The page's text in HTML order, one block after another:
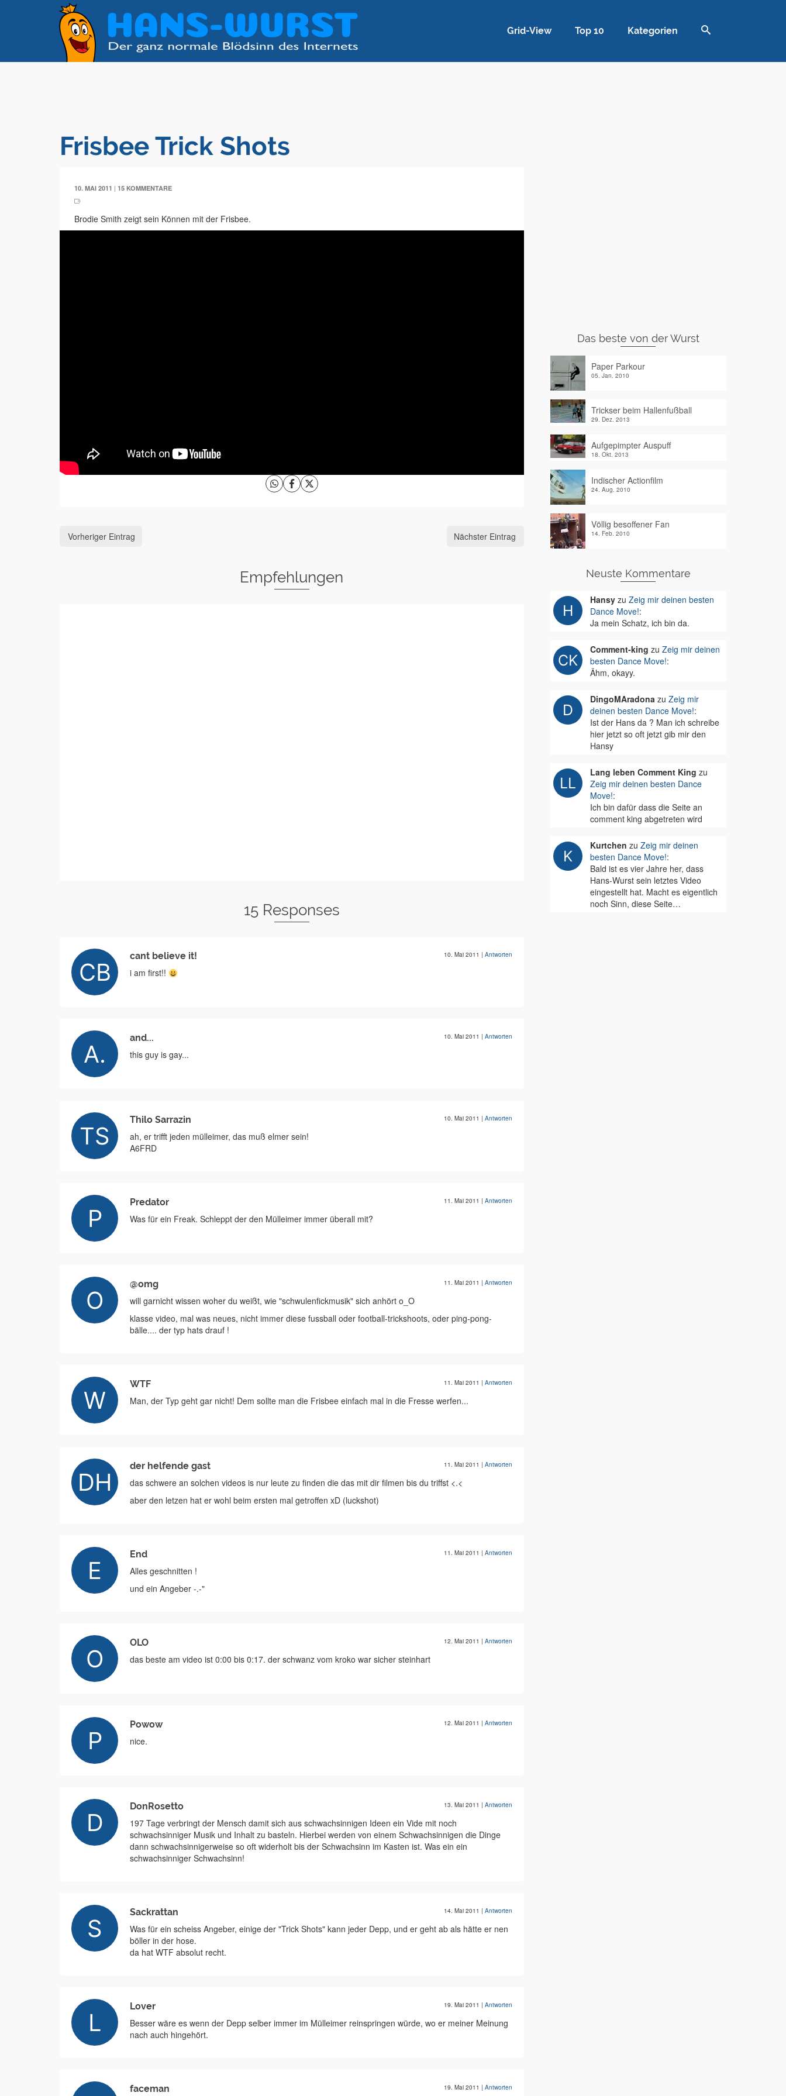
Grid-View Top 10 Kategorien
Frisbee Trick Shots
10. MAI 2011 | 15 KOMMENTARE
Brodie Smith zeigt sein Können mit der Frisbee.
Vorheriger Eintrag Nächster Eintrag
Empfehlungen
15 Responses
cant believe it! 10. Mai 2011 | Antworten
i am first!!
and... 10. Mai 2011 | Antworten
this guy is gay...
Thilo Sarrazin 10. Mai 2011 | Antworten
ah, er trifft jeden mülleimer, das muß elmer sein!
A6FRD
Predator 11. Mai 2011 | Antworten
Was für ein Freak. Schleppt der den Mülleimer immer überall mit?
@omg 11. Mai 2011 | Antworten
will garnicht wissen woher du weißt, wie "schwulenfickmusik" sich anhört o_O
klasse video, mal was neues, nicht immer diese fussball oder football-trickshoots, oder ping-pong-
bälle.... der typ hats drauf !
WTF 11. Mai 2011 | Antworten
Man, der Typ geht gar nicht! Dem sollte man die Frisbee einfach mal in die Fresse werfen...
der helfende gast 11. Mai 2011 | Antworten
das schwere an solchen videos is nur leute zu finden die das mit dir filmen bis du triffst <.<
aber den letzen hat er wohl beim ersten mal getroffen xD (luckshot)
End 11. Mai 2011 | Antworten
Alles geschnitten !
und ein Angeber -.-"
OLO 12. Mai 2011 | Antworten
das beste am video ist 0:00 bis 0:17. der schwanz vom kroko war sicher steinhart
Powow 12. Mai 2011 | Antworten
nice.
DonRosetto 13. Mai 2011 | Antworten
197 Tage verbringt der Mensch damit sich aus schwachsinnigen Ideen ein Vide mit noch
schwachsinniger Musik und Inhalt zu basteln. Hierbei werden von einem Schwachsinnigen die Dinge
dann schwachsinnigerweise so oft widerholt bis der Schwachsinn im Kasten ist. Was ein ein
schwachsinniger Schwachsinn!
Sackrattan 14. Mai 2011 | Antworten
Was für ein scheiss Angeber, einige der "Trick Shots" kann jeder Depp, und er geht ab als hätte er nen
böller in der hose.
da hat WTF absolut recht.
Lover 19. Mai 2011 | Antworten
Besser wäre es wenn der Depp selber immer im Mülleimer reinspringen würde, wo er meiner Meinung
nach auch hingehört.
faceman 19. Mai 2011 | Antworten
Das beste von der Wurst
Paper Parkour
05. Jan. 2010
Trickser beim Hallenfußball
29. Dez. 2013
Aufgepimpter Auspuff
18. Okt. 2013
Indischer Actionfilm
24. Aug. 2010
Völlig besoffener Fan
14. Feb. 2010
Neuste Kommentare
Hansyzu Zeig mir deinen besten
Dance Move!:
Ja mein Schatz, ich bin da.
Comment-king zu Zeig mir deinen
besten Dance Move!:
Ähm, okayy.
DingoMAradonazu Zeig mir
deinen besten Dance Move!:
Ist der Hans da ? Man ich schreibe
hier jetzt so oft jetzt gib mir den
Hansy
Lang leben Comment King zu
Zeig mir deinen besten Dance
Move!:
Ich bin dafür dass die Seite an
comment king abgetreten wird
Kurtchen zu Zeig mir deinen
besten Dance Move!:
Bald ist es vier Jahre her, dass
Hans-Wurst sein letztes Video
eingestellt hat. Macht es eigentlich
noch Sinn, diese Seite…